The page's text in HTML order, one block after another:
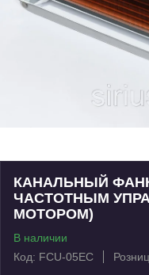
КАНАЛЬНЫЙ
ЧАСТОТНЫМ
МОТОРОМ)
В наличии
Код: FCU-05EC